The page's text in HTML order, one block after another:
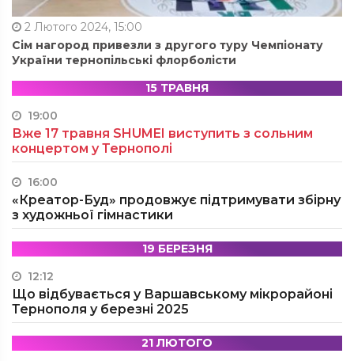
2 Лютого 2024, 15:00
Сім нагород привезли з другого туру Чемпіонату
України тернопільські флорболісти
15 ТРАВНЯ
19:00
Вже 17 травня SHUMEI виступить з сольним
концертом у Тернополі
16:00
«Креатор-Буд» продовжує підтримувати збірну
з художньої гімнастики
19 БЕРЕЗНЯ
12:12
Що відбувається у Варшавському мікрорайоні
Тернополя у березні 2025
21 ЛЮТОГО